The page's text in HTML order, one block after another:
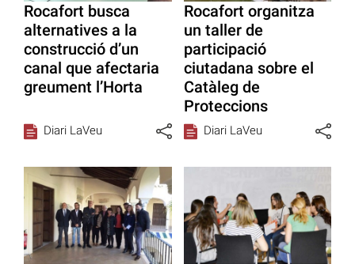
Rocafort busca
alternatives a la
construcció d’un
canal que afectaria
greument l’Horta
Diari LaVeu
Rocafort organitza
un taller de
participació
ciutadana sobre el
Catàleg de
Proteccions
Diari LaVeu